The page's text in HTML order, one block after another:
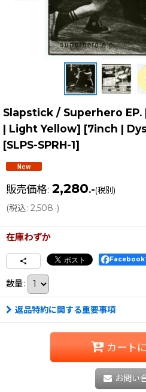
Slapstick / Superhero EP.
| Light Yellow] [7inch |
[SLPS-SPRH-1]
販売価格: 2,280.-(税別)
(税込: 2,508.-)
在庫わずか
Facebook
数量:
返品特約に関する重要事項
カート
お問い